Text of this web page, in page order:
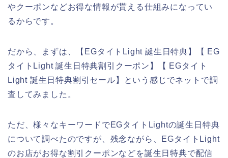
やクーポンなどお得な情報が貰える仕組みになってい
るからです。
だから、まずは、【EGタイトLight 誕生日特典】【 EG
タイトLight 誕生日特典割引クーポン】【 EGタイト
Light 誕生日特典割引セール】という感じでネットで調
査してみました。
ただ、様々なキーワードでEGタイトLightの誕生日特典
について調べたのですが、残念ながら、EGタイトLight
のお店がお得な割引クーポンなどを誕生日特典で配信